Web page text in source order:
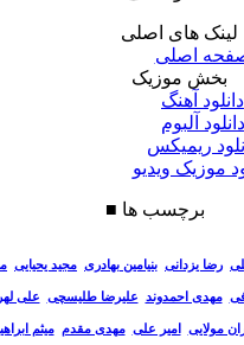
لینک های اصلی
اصلی
بخش موزیک
دانلود آهنگ
دانلود آلبوم
ریمیکس
موزیک ویدیو
■ برچسب ها
رضا یزدانی بنیامین بهادری مجید یحیایی
مهدی احمدوند علیرضا طلیسچی علی
مولایی امیر علی مهدی مقدم میثم